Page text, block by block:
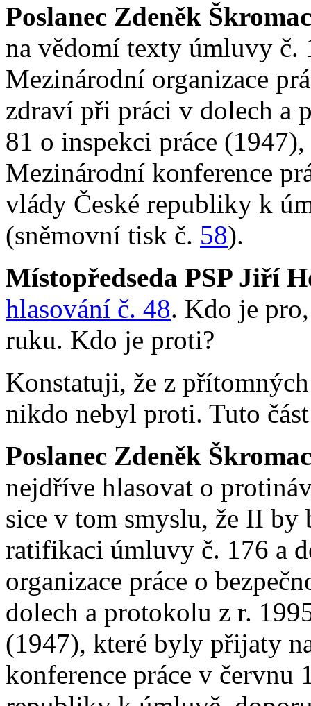
Poslanec Zdeněk
na vědomí texty úmluvy č.
Mezinárodní organizace
zdraví při práci v dolech a
81 o inspekci práce
Mezinárodní konference
vlády České republiky k
(sněmovní tisk č. 58).
Místopředseda PSP Jiří
hlasování č. 48. Kdo je
ruku. Kdo je proti?
Konstatuji, že z
nikdo nebyl proti. Tuto
Poslanec Zdeněk
nejdříve hlasovat o
sice v tom smyslu, že II by
ratifikaci úmluvy č. 176 a
organizace práce o
dolech a protokolu z r.
(1947), které byly přijaty
konference práce v červnu